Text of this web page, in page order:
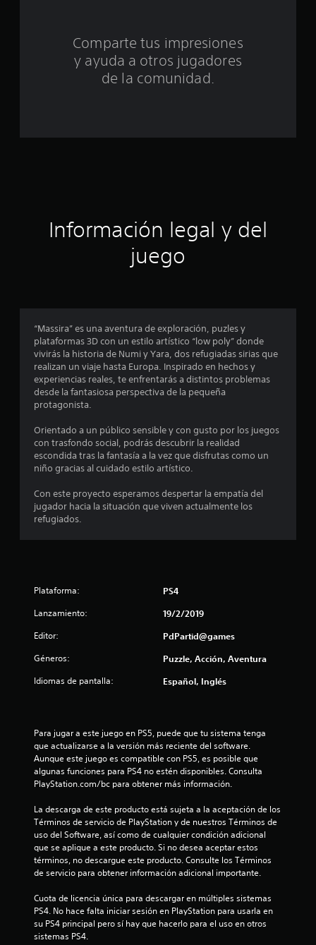
i
o
e
s
e
l
s
1
a
l
f
i
c
c
Comparte tus impresiones
y ayuda a otros jugadores
de la comunidad.
Información legal y del
juego
“Massira” es una aventura de exploración, puzles y
plataformas 3D con un estilo artístico “low poly” donde
vivirás la historia de Numi y Yara, dos refugiadas sirias que
realizan un viaje hasta Europa. Inspirado en hechos y
experiencias reales, te enfrentarás a distintos problemas
desde la fantasiosa perspectiva de la pequeña
protagonista.
Orientado a un público sensible y con gusto por los juegos
con trasfondo social, podrás descubrir la realidad
escondida tras la fantasía a la vez que disfrutas como un
niño gracias al cuidado estilo artístico.
Con este proyecto esperamos despertar la empatía del
jugador hacia la situación que viven actualmente los
refugiados.
Plataforma: PS4
Lanzamiento: 19/2/2019
Editor: PdPartid@games
Géneros: Puzzle, Acción, Aventura
Idiomas de pantalla: Español, Inglés
Para jugar a este juego en PS5, puede que tu sistema tenga
que actualizarse a la versión más reciente del software.
Aunque este juego es compatible con PS5, es posible que
algunas funciones para PS4 no estén disponibles. Consulta
PlayStation.com/bc para obtener más información.
La descarga de este producto está sujeta a la aceptación de los
Términos de servicio de PlayStation y de nuestros Términos de
uso del Software, así como de cualquier condición adicional
que se aplique a este producto. Si no desea aceptar estos
términos, no descargue este producto. Consulte los Términos
de servicio para obtener información adicional importante.
Cuota de licencia única para descargar en múltiples sistemas
PS4. No hace falta iniciar sesión en PlayStation para usarla en
su PS4 principal pero sí hay que hacerlo para el uso en otros
sistemas PS4.